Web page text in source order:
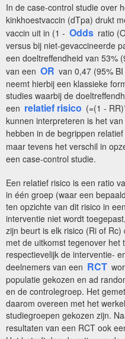
In de case-control studie over
kinkhoestvaccin (dTpa) drukt
vaccin uit in (1 - Odds ratio
versus bij niet-gevaccineerde
een doeltreffendheid van 53%
van een OR van 0,47 (95%
neemt hierbij een klassieke
studies waarbij de
een relatief risico (=(1 -
kunnen interpreteren is het
hebben in de begrippen
maar tevens het verschil in
een case-control studie.
Een relatief risico is een ratio
in één groep (waar een
ten opzichte van dit risico in
interventie niet wordt
zijn beurt is elk risico (Ri of
met de uitkomst tegenover het
respectievelijk de interventie-
deelnemers van een RCT
populatie gekozen en ad
en de controlegroep. Het
daarom overeen met het
studiegroepen gekozen zijn.
resultaten van een RCT ook